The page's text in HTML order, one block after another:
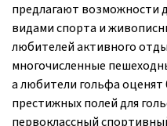
предлагают возможности
видами спорта и
любителей активного
многочисленные
а любители гольфа оценят
престижных полей для
первоклассный